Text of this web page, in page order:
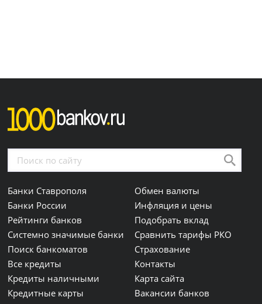
Банки Ставрополя
Банки России
Рейтинги банков
Системно значимые банки
Поиск банкоматов
Все кредиты
Кредиты наличными
Кредитные карты
Обмен валюты
Инфляция и цены
Подобрать вклад
Сравнить тарифы РКО
Страхование
Контакты
Карта сайта
Вакансии банков